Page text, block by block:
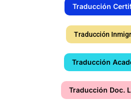
Traducción
Traducción
Traducción
Traducción Doc.